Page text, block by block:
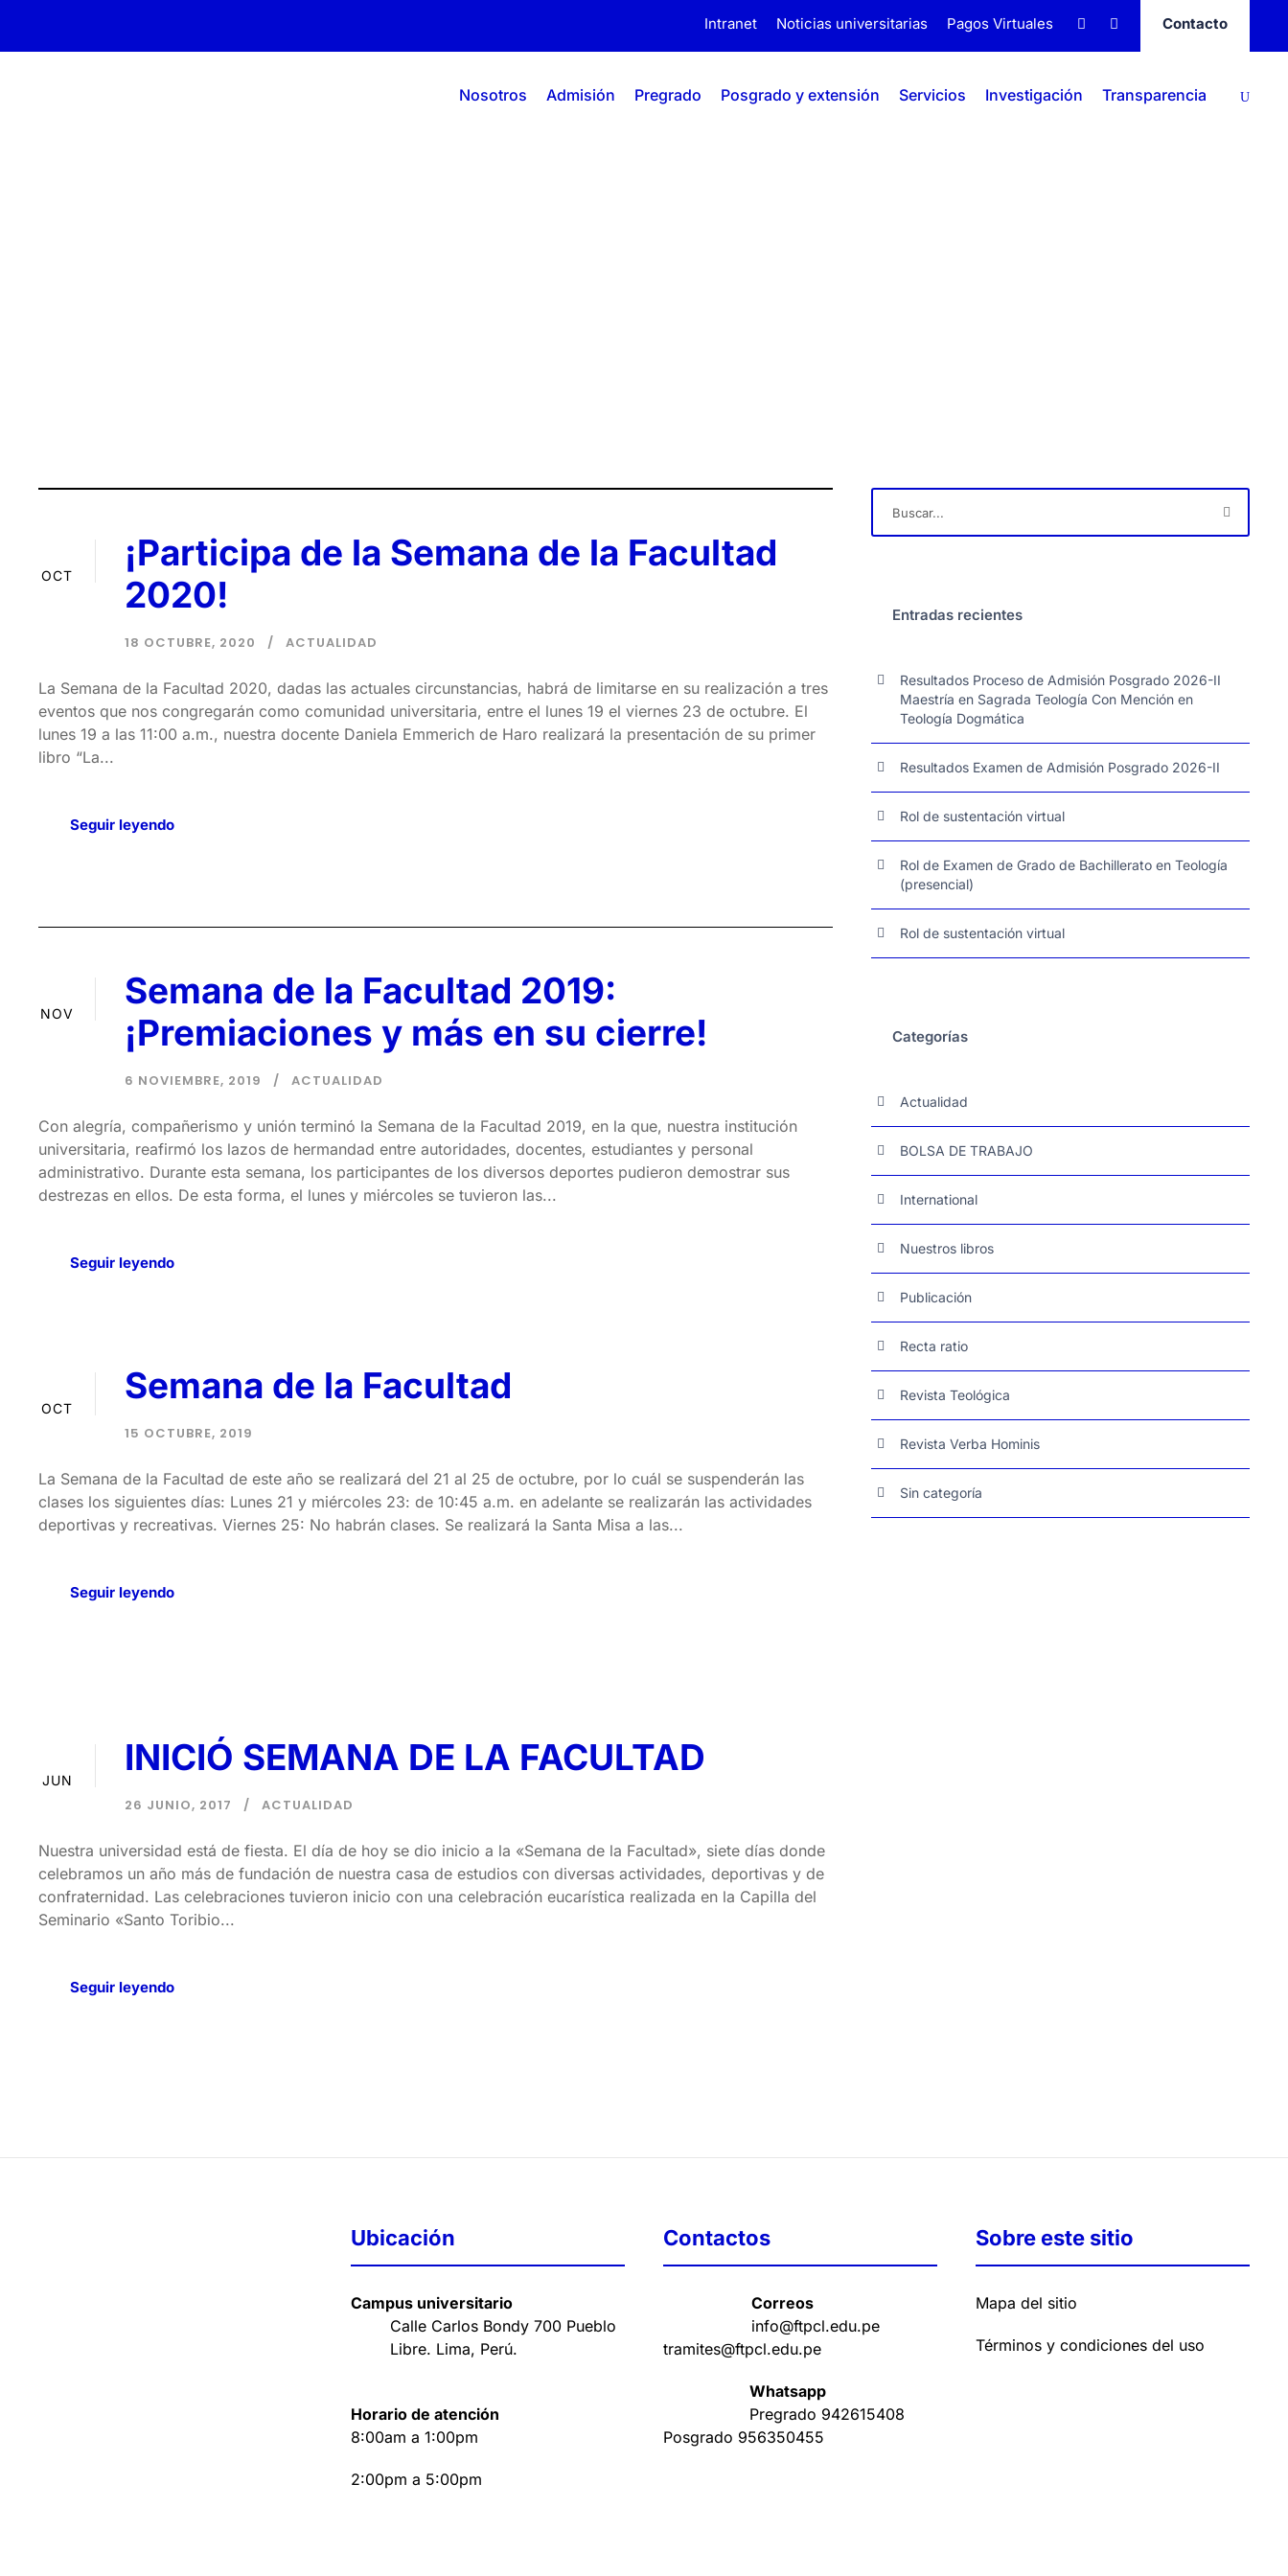
Intranet Noticias universitarias Pagos Virtuales Contacto
Nosotros Admisión Pregrado Posgrado y extensión Servicios Investigación Transparencia
OCT
¡Participa de la Semana de la Facultad
2020!
18 OCTUBRE, 2020 ACTUALIDAD
La Semana de la Facultad 2020, dadas las actuales circunstancias, habrá de limitarse en su realización a tres
eventos que nos congregarán como comunidad universitaria, entre el lunes 19 el viernes 23 de octubre. El
lunes 19 a las 11:00 a.m., nuestra docente Daniela Emmerich de Haro realizará la presentación de su primer
libro “La...
Seguir leyendo
NOV
Semana de la Facultad 2019:
¡Premiaciones y más en su cierre!
6 NOVIEMBRE, 2019 ACTUALIDAD
Con alegría, compañerismo y unión terminó la Semana de la Facultad 2019, en la que, nuestra institución
universitaria, reafirmó los lazos de hermandad entre autoridades, docentes, estudiantes y personal
administrativo. Durante esta semana, los participantes de los diversos deportes pudieron demostrar sus
destrezas en ellos. De esta forma, el lunes y miércoles se tuvieron las...
Seguir leyendo
OCT
Semana de la Facultad
15 OCTUBRE, 2019
La Semana de la Facultad de este año se realizará del 21 al 25 de octubre, por lo cuál se suspenderán las
clases los siguientes días: Lunes 21 y miércoles 23: de 10:45 a.m. en adelante se realizarán las actividades
deportivas y recreativas. Viernes 25: No habrán clases. Se realizará la Santa Misa a las...
Seguir leyendo
JUN
INICIÓ SEMANA DE LA FACULTAD
26 JUNIO, 2017 ACTUALIDAD
Nuestra universidad está de fiesta. El día de hoy se dio inicio a la «Semana de la Facultad», siete días donde
celebramos un año más de fundación de nuestra casa de estudios con diversas actividades, deportivas y de
confraternidad. Las celebraciones tuvieron inicio con una celebración eucarística realizada en la Capilla del
Seminario «Santo Toribio...
Seguir leyendo
Entradas recientes
Resultados Proceso de Admisión Posgrado 2026-II
Maestría en Sagrada Teología Con Mención en
Teología Dogmática
Resultados Examen de Admisión Posgrado 2026-II
Rol de sustentación virtual
Rol de Examen de Grado de Bachillerato en Teología
(presencial)
Rol de sustentación virtual
Categorías
Actualidad
BOLSA DE TRABAJO
International
Nuestros libros
Publicación
Recta ratio
Revista Teológica
Revista Verba Hominis
Sin categoría
Ubicación
Campus universitario
Calle Carlos Bondy 700 Pueblo
Libre. Lima, Perú.
Horario de atención
8:00am a 1:00pm
2:00pm a 5:00pm
Contactos
Correos
info@ftpcl.edu.pe
tramites@ftpcl.edu.pe
Whatsapp
Pregrado 942615408
Posgrado 956350455
Sobre este sitio
Mapa del sitio
Términos y condiciones del uso